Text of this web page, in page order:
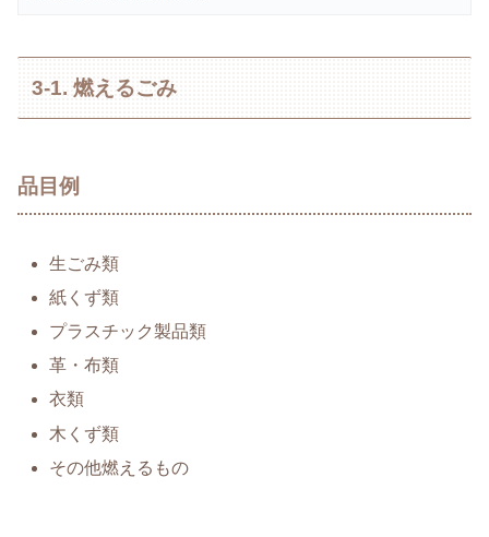
3-1. 燃えるごみ
品目例
生ごみ類
紙くず類
プラスチック製品類
革・布類
衣類
木くず類
その他燃えるもの